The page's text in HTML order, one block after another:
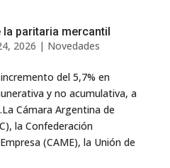
paritaria mercantil
2026 | Novedades
del 5,7% en
y no acumulativa, a
Cámara Argentina de
la Confederación
(CAME), la Unión de